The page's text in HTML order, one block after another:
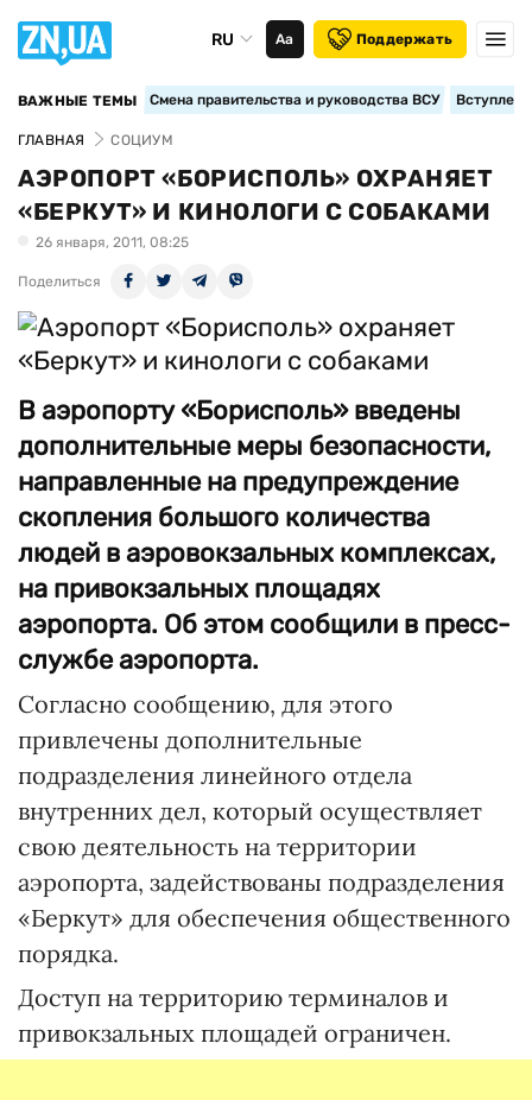
RU Аа Поддержать
ВАЖНЫЕ ТЕМЫ Смена правительства и руководства ВСУ
ГЛАВНАЯ СОЦИУМ
АЭРОПОРТ «БОРИСПОЛЬ» ОХРАНЯЕТ
«БЕРКУТ» И КИНОЛОГИ С СОБАКАМИ
26 января, 2011, 08:25
Поделиться
В аэропорту «Борисполь» введены
дополнительные меры безопасности,
направленные на предупреждение
скопления большого количества
людей в аэровокзальных комплексах,
на привокзальных площадях
аэропорта. Об этом сообщили в пресс-
службе аэропорта.
Согласно сообщению, для этого
привлечены дополнительные
подразделения линейного отдела
внутренних дел, который осуществляет
свою деятельность на территории
аэропорта, задействованы подразделения
«Беркут» для обеспечения общественного
порядка.
Доступ на территорию терминалов и
привокзальных площадей ограничен.